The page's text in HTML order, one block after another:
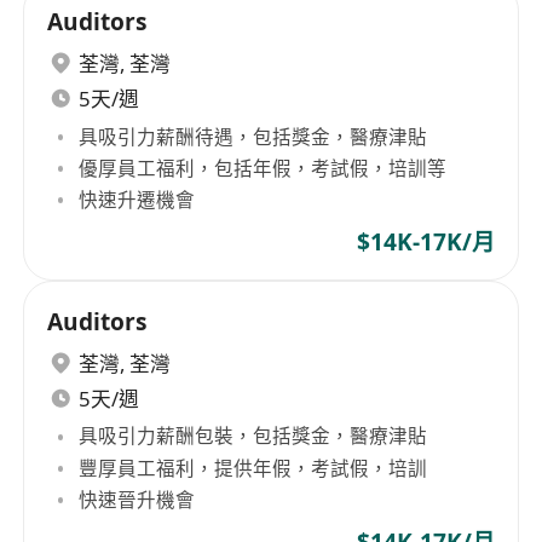
Auditors
荃灣, 荃灣
5天/週
具吸引力薪酬待遇，包括獎金，醫療津貼
優厚員工福利，包括年假，考試假，培訓等
快速升遷機會
$14K-17K/月
Auditors
荃灣, 荃灣
5天/週
具吸引力薪酬包裝，包括獎金，醫療津貼
豐厚員工福利，提供年假，考試假，培訓
快速晉升機會